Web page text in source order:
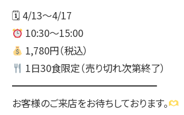
🗓 4/13〜4/17
10:30〜15:00
1,780円（税込）
1日30食限定（売り切れ次第終了）
━━━━━━━━━━━━━━━
お客様のご来店をお待ちしております。